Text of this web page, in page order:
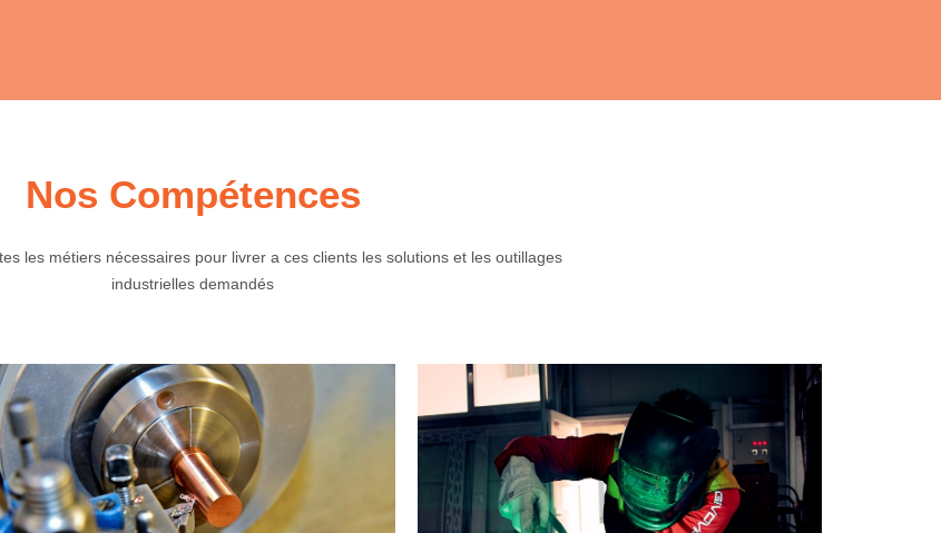
Nos Compétences
les métiers nécessaires pour livrer a ces clients les solutions et les outillages
industrielles demandés